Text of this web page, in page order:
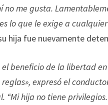
no me gusta.
lo que le exige a
hija fue nuevamente
el beneficio de la libertad
expresó el
“Mi hija no tiene